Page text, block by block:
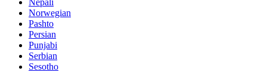
Nepali
Norwegian
Pashto
Persian
Punjabi
Serbian
Sesotho